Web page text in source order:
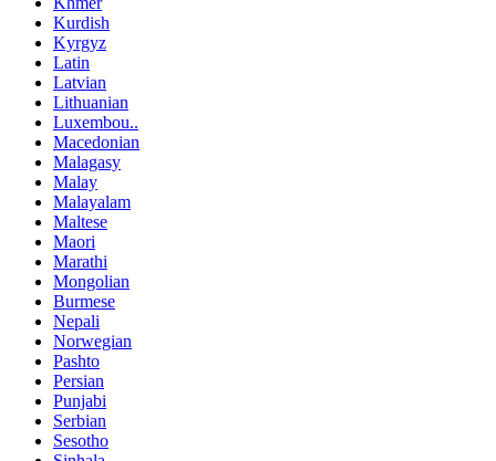
Kurdish
Kyrgyz
Latin
Latvian
Lithuanian
Luxembou..
Macedonian
Malagasy
Malay
Malayalam
Maltese
Maori
Marathi
Mongolian
Burmese
Nepali
Norwegian
Pashto
Persian
Punjabi
Serbian
Sesotho